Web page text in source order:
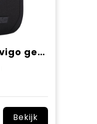
Case Logic Invigo gerecyclede accessoiretas
Bekijk